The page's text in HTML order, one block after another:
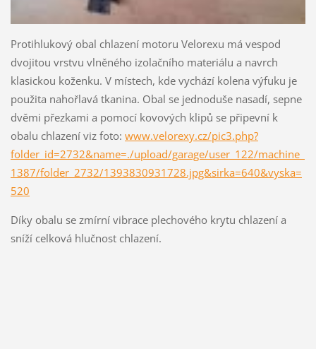
Protihlukový obal chlazení motoru Velorexu má vespod
dvojitou vrstvu vlněného izolačního materiálu a navrch
klasickou koženku. V místech, kde vychází kolena výfuku je
použita nahořlavá tkanina. Obal se jednoduše nasadí, sepne
dvěmi přezkami a pomocí kovových klipů se připevní k
obalu chlazení viz foto: www.velorexy.cz/pic3.php?
folder_id=2732&name=./upload/garage/user_122/machine_
1387/folder_2732/1393830931728.jpg&sirka=640&vyska=
520
Díky obalu se zmírní vibrace plechového krytu chlazení a
sníží celková hlučnost chlazení.